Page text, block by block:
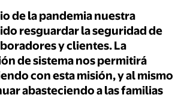
de la pandemia nuestra
resguardar la seguridad de
y clientes. La
de sistema nos permitirá
con esta misión, y al mismo
abasteciendo a las familias